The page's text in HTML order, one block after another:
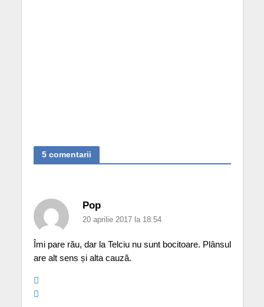
5 comentarii
Pop
20 aprilie 2017 la 18:54
Îmi pare rău, dar la Telciu nu sunt bocitoare. Plânsul
are alt sens și alta cauză.